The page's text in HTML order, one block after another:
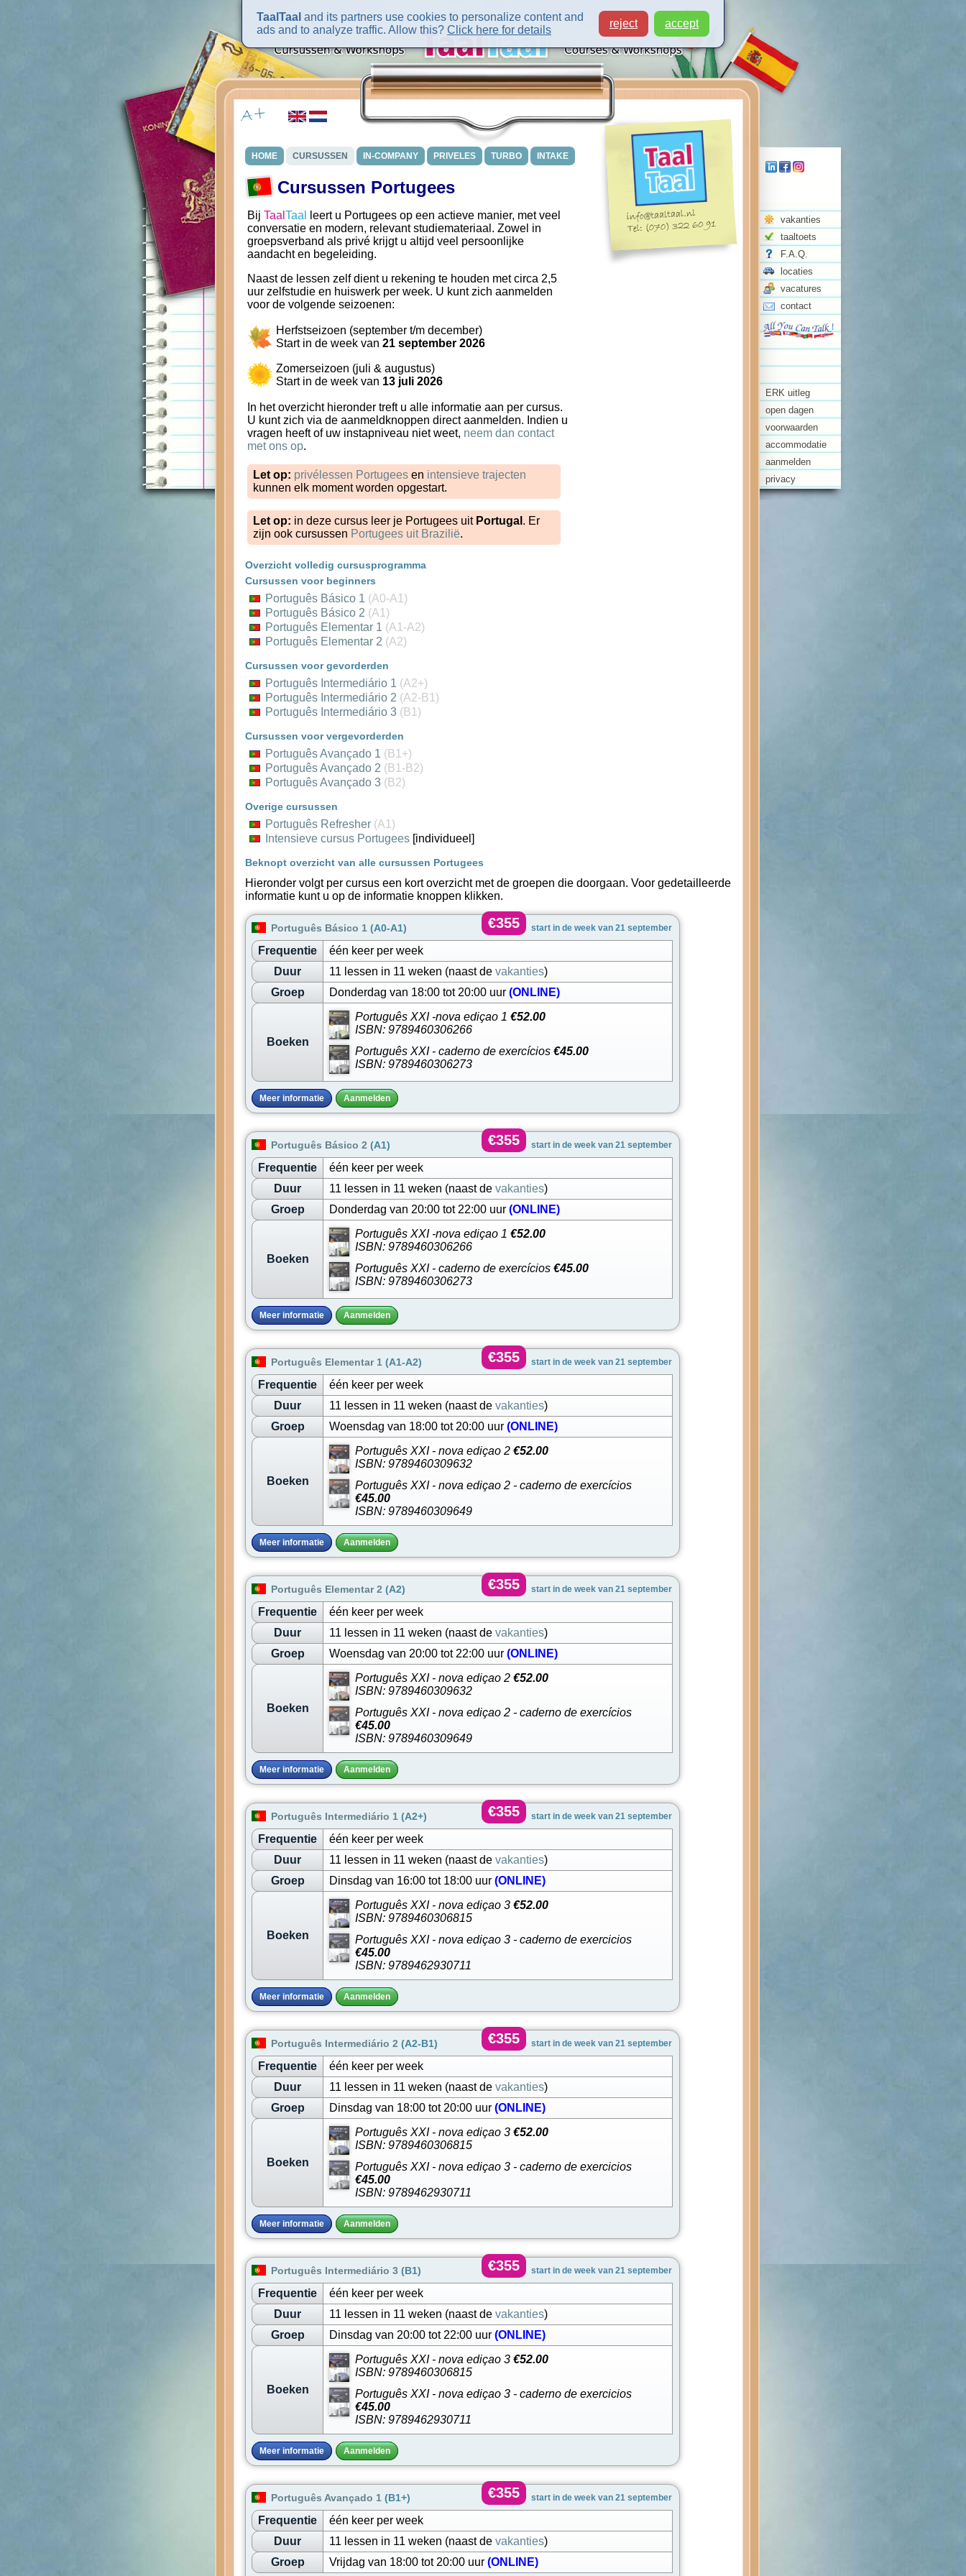
vakanties
taaltoets
F.A.Q.
locaties
vacatures
contact
ERK uitleg
open dagen
voorwaarden
accommodatie
aanmelden
privacy
HOME CURSUSSEN IN-COMPANY PRIVELES TURBO INTAKE
Cursussen Portugees
Bij Taal Taal
leert u Portugees op een actieve manier, met veel
conversatie en modern, relevant studiemateriaal. Zowel in
groepsverband als privé krijgt u altijd veel persoonlijke
aandacht en begeleiding.
Naast de lessen zelf dient u rekening te houden met circa 2,5
uur zelfstudie en huiswerk per week. U kunt zich aanmelden
voor de volgende seizoenen:
Herfstseizoen (september t/m december)
Start in de week van 21 september 2026
Zomerseizoen (juli & augustus)
Start in de week van 13 juli 2026
In het overzicht hieronder treft u alle informatie aan per cursus.
U kunt zich via de aanmeldknoppen direct aanmelden. Indien u
vragen heeft of uw instapniveau niet weet, neem dan contact
met ons op.
Let op: privélessen Portugees en intensieve trajecten
kunnen elk moment worden opgestart.
Let op: in deze cursus leer je Portugees uit Portugal . Er
zijn ook cursussen Portugees uit Brazilië.
Overzicht volledig cursusprogramma
Cursussen voor beginners
Português Básico 1 (A0-A1)
Português Básico 2 (A1)
Português Elementar 1 (A1-A2)
Português Elementar 2 (A2)
Cursussen voor gevorderden
Português Intermediário 1 (A2+)
Português Intermediário 2 (A2-B1)
Português Intermediário 3 (B1)
Cursussen voor vergevorderden
Português Avançado 1 (B1+)
Português Avançado 2 (B1-B2)
Português Avançado 3 (B2)
Overige cursussen
Português Refresher (A1)
Intensieve cursus Portugees [individueel]
Beknopt overzicht van alle cursussen Portugees
Hieronder volgt per cursus een kort overzicht met de groepen die doorgaan. Voor gedetailleerde
informatie kunt u op de informatie knoppen klikken.
Português Básico 1 (A0-A1) start in de week van 21 september
€355
Frequentie
één keer per week
Duur
11 lessen in 11 weken (naast de vakanties)
Groep
Donderdag van 18:00 tot 20:00 uur (ONLINE)
Boeken
Português XXI -nova ediçao 1 €52.00
ISBN: 9789460306266
Português XXI - caderno de exercícios €45.00
ISBN: 9789460306273
Meer informatie Aanmelden
Português Básico 2 (A1) start in de week van 21 september
€355
Frequentie
één keer per week
Duur
11 lessen in 11 weken (naast de vakanties)
Groep
Donderdag van 20:00 tot 22:00 uur (ONLINE)
Boeken
Português XXI -nova ediçao 1 €52.00
ISBN: 9789460306266
Português XXI - caderno de exercícios €45.00
ISBN: 9789460306273
Meer informatie Aanmelden
Português Elementar 1 (A1-A2) start in de week van 21 september
€355
Frequentie
één keer per week
Duur
11 lessen in 11 weken (naast de vakanties)
Groep
Woensdag van 18:00 tot 20:00 uur (ONLINE)
Boeken
Português XXI - nova ediçao 2 €52.00
ISBN: 9789460309632
Português XXI - nova ediçao 2 - caderno de exercícios
€45.00
ISBN: 9789460309649
Meer informatie Aanmelden
Português Elementar 2 (A2) start in de week van 21 september
€355
Frequentie
één keer per week
Duur
11 lessen in 11 weken (naast de vakanties)
Groep
Woensdag van 20:00 tot 22:00 uur (ONLINE)
Boeken
Português XXI - nova ediçao 2 €52.00
ISBN: 9789460309632
Português XXI - nova ediçao 2 - caderno de exercícios
€45.00
ISBN: 9789460309649
Meer informatie Aanmelden
Português Intermediário 1 (A2+) start in de week van 21 september
€355
Frequentie
één keer per week
Duur
11 lessen in 11 weken (naast de vakanties)
Groep
Dinsdag van 16:00 tot 18:00 uur (ONLINE)
Boeken
Português XXI - nova ediçao 3 €52.00
ISBN: 9789460306815
Português XXI - nova ediçao 3 - caderno de exercicios
€45.00
ISBN: 9789462930711
Meer informatie Aanmelden
Português Intermediário 2 (A2-B1) start in de week van 21 september
€355
Frequentie
één keer per week
Duur
11 lessen in 11 weken (naast de vakanties)
Groep
Dinsdag van 18:00 tot 20:00 uur (ONLINE)
Boeken
Português XXI - nova ediçao 3 €52.00
ISBN: 9789460306815
Português XXI - nova ediçao 3 - caderno de exercicios
€45.00
ISBN: 9789462930711
Meer informatie Aanmelden
Português Intermediário 3 (B1) start in de week van 21 september
€355
Frequentie
één keer per week
Duur
11 lessen in 11 weken (naast de vakanties)
Groep
Dinsdag van 20:00 tot 22:00 uur (ONLINE)
Boeken
Português XXI - nova ediçao 3 €52.00
ISBN: 9789460306815
Português XXI - nova ediçao 3 - caderno de exercicios
€45.00
ISBN: 9789462930711
Meer informatie Aanmelden
Português Avançado 1 (B1+) start in de week van 21 september
€355
Frequentie
één keer per week
Duur
11 lessen in 11 weken (naast de vakanties)
Groep
Vrijdag van 18:00 tot 20:00 uur (ONLINE)
TaalTaal and its partners use cookies to personalize content and
ads and to analyze traffic. Allow this? Click here for details
reject accept